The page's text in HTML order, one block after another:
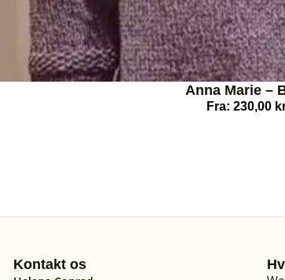
Anna Marie –
Fra: 230,00
Kontakt os